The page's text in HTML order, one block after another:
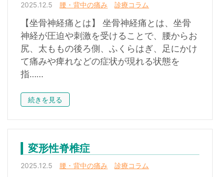
2025.12.5 腰・背中の痛み 診療コラム
【坐骨神経痛とは】 坐骨神経痛とは、坐骨
神経が圧迫や刺激を受けることで、腰からお
尻、太ももの後ろ側、ふくらはぎ、足にかけ
て痛みや痺れなどの症状が現れる状態を
指……
続きを見る
変形性脊椎症
2025.12.5 腰・背中の痛み 診療コラム